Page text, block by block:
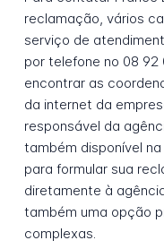
reclamação, vários
serviço de
por telefone no 08
encontrar as
da internet da
responsável da
também disponível
para formular sua
diretamente à
também uma opção
complexas.